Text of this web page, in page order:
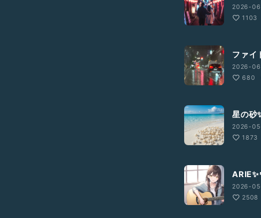
2026-
1103
ファイ
2026-
680
星の砂
2026-
1873
2026-
2508